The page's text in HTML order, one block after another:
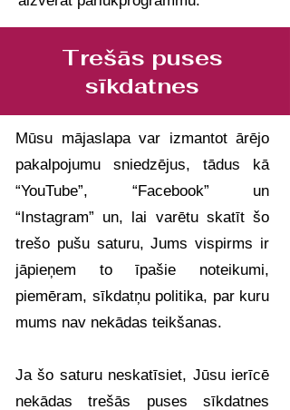
Trešās puses
sīkdatnes
Mūsu mājaslapa var izmantot ārējo
pakalpojumu sniedzējus, tādus kā
“YouTube”, “Facebook” un
“Instagram” un, lai varētu skatīt šo
trešo pušu saturu, Jums vispirms ir
jāpieņem to īpašie noteikumi,
piemēram, sīkdatņu politika, par kuru
mums nav nekādas teikšanas.
Ja šo saturu neskatīsiet, Jūsu ierīcē
nekādas trešās puses sīkdatnes